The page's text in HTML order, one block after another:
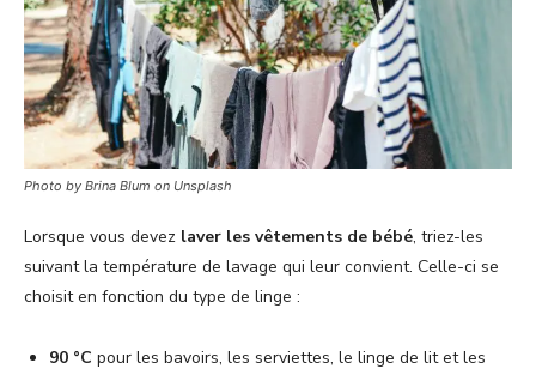
Photo by Brina Blum on Unsplash
Lorsque vous devez laver les vêtements de bébé, triez-les
suivant la température de lavage qui leur convient. Celle-ci se
choisit en fonction du type de linge :
90 °C pour les bavoirs, les serviettes, le linge de lit et les